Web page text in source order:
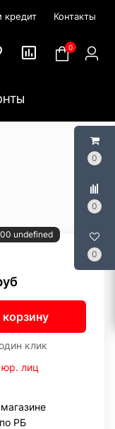
0
0
0
кредит Контакты
0
undefined
корзину
клик
лиц
РБ